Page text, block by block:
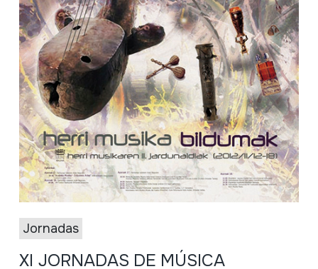
Jornadas
XI JORNADAS DE MÚSICA